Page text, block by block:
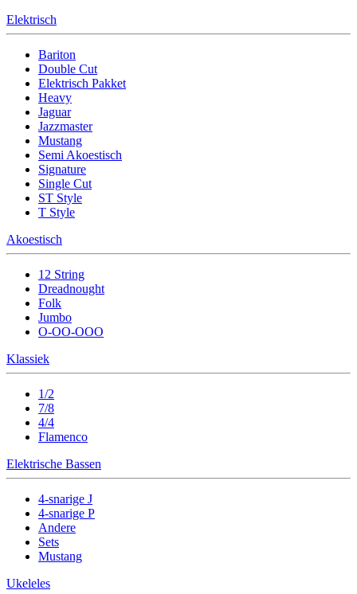
Elektrisch
Bariton
Double Cut
Elektrisch Pakket
Heavy
Jaguar
Jazzmaster
Mustang
Semi Akoestisch
Signature
Single Cut
ST Style
T Style
Akoestisch
12 String
Dreadnought
Folk
Jumbo
O-OO-OOO
Klassiek
1/2
7/8
4/4
Flamenco
Elektrische Bassen
4-snarige J
4-snarige P
Andere
Sets
Mustang
Ukeleles